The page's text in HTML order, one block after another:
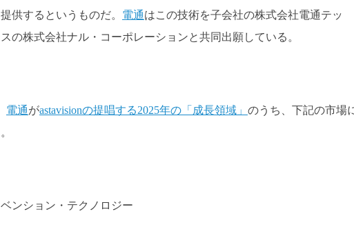
供するというものだ。 電通はこの技術を子会社の株式会社電通テッ
の株式会社ナル・コーポレーションと共同出願している。
電通がastavisionの提唱する2025年の「成長領域」 のうち、下記の市場
ンション・テクノロジー